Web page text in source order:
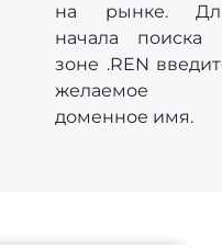
на рынке.
начала поиска
зоне .REN
желаемое
доменное имя.